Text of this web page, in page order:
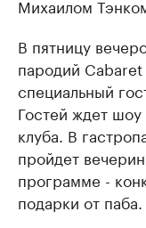
Михаилом
В пятницу
пародий
специальный
Гостей ждет
клуба. В
пройдет
программе -
подарки от паба.